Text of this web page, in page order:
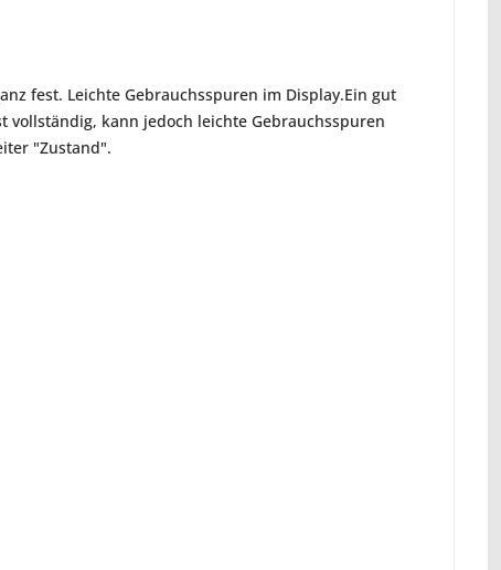
fest. Leichte Gebrauchsspuren im Display.Ein gut
kann jedoch leichte Gebrauchsspuren
"Zustand".